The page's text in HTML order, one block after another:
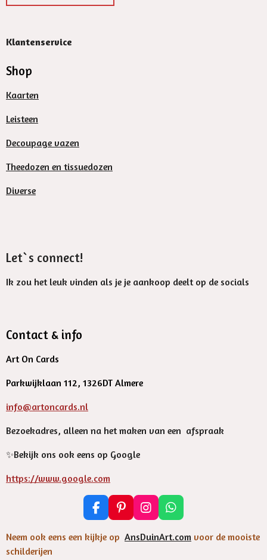
Klantenservice
Shop
Kaarten
Leisteen
Decoupage vazen
Theedozen en tissuedozen
Diverse
Let`s connect!
Ik zou het leuk vinden als je je aankoop deelt op de socials
Contact & info
Art On Cards
Parkwijklaan 112, 1326DT Almere
info@artoncards.nl
Bezoekadres, alleen na het maken van een afspraak
✨️Bekijk ons ook eens op Google
https://www.google.com
F
a
c
P
i
n
I
n
s
W
h
a
Neem ook eens een kijkje op AnsDuinArt.com voor de mooiste
schilderijen